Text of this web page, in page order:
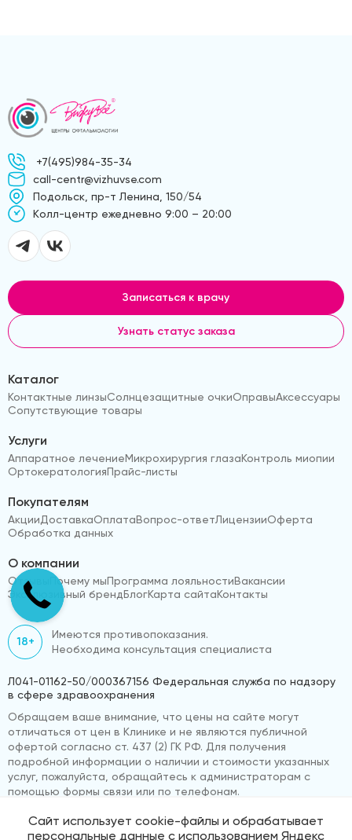
+7(495)984-35-34
call-centr@vizhuvse.com
Подольск, пр-т Ленина, 150/54
Kолл-центр ежедневно 9:00 – 20:00
Записаться к врачу
Узнать статус заказа
Каталог
Контактные линзыСолнцезащитные очкиОправыАксессуары
Сопутствующие товары
Услуги
Аппаратное лечениеМикрохирургия глазаКонтроль миопии
ОртокератологияПрайс-листы
Покупателям
АкцииДоставкаОплатаВопрос-ответЛицензииОферта
Обработка данных
О компании
Отзывы Почему мыПрограмма лояльностиВакансии
Эксклюзивный брендБлогКарта сайтаКонтакты
18+
Имеются противопоказания.
Необходима консультация специалиста
Л041-01162-50/000367156 Федеральная служба по надзору
в сфере здравоохранения
Обращаем ваше внимание, что цены на сайте могут
отличаться от цен в Клинике и не являются публичной
офертой согласно ст. 437 (2) ГК РФ. Для получения
подробной информации о наличии и стоимости указанных
услуг, пожалуйста, обращайтесь к администраторам с
помощью формы связи или по телефонам.
Сайт использует cookie-файлы и обрабатывает
персональные данные с использованием Яндекс